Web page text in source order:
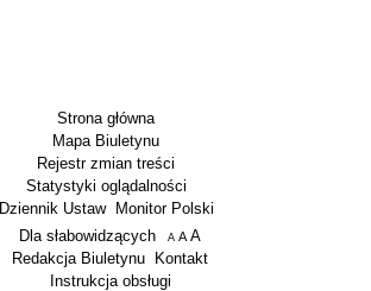
Strona główna
Mapa Biuletynu
Rejestr zmian treści
Statystyki oglądalności
Dziennik Ustaw
Monitor Polski
Menu dodatkowe
Dla słabowidzących A pomniejsz czcionkę
A standardowy rozmiar czcionki
A
Redakcja Biuletynu
Kontakt
Instrukcja obsługi